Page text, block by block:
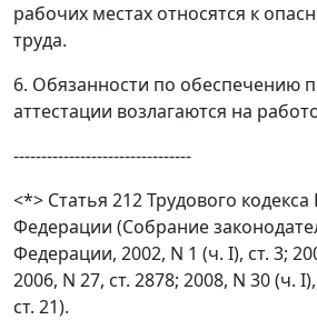
рабочих местах относятся к
труда.
6. Обязанности по обеспечению
аттестации возлагаются на
--------------------------------
<*> Статья 212Трудового
Федерации (Собрание
Федерации, 2002, N 1 (ч. I), ст. 3;
2006, N 27, ст. 2878; 2008, N 30 (ч.
ст. 21).